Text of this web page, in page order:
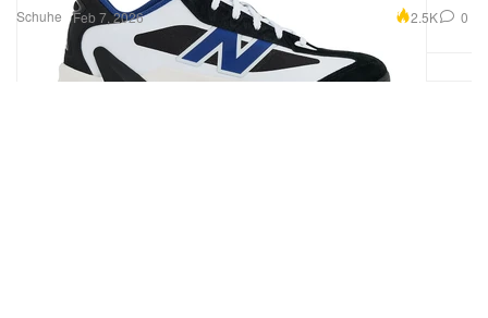
Schuhe Feb 7, 2026 2.5K 0